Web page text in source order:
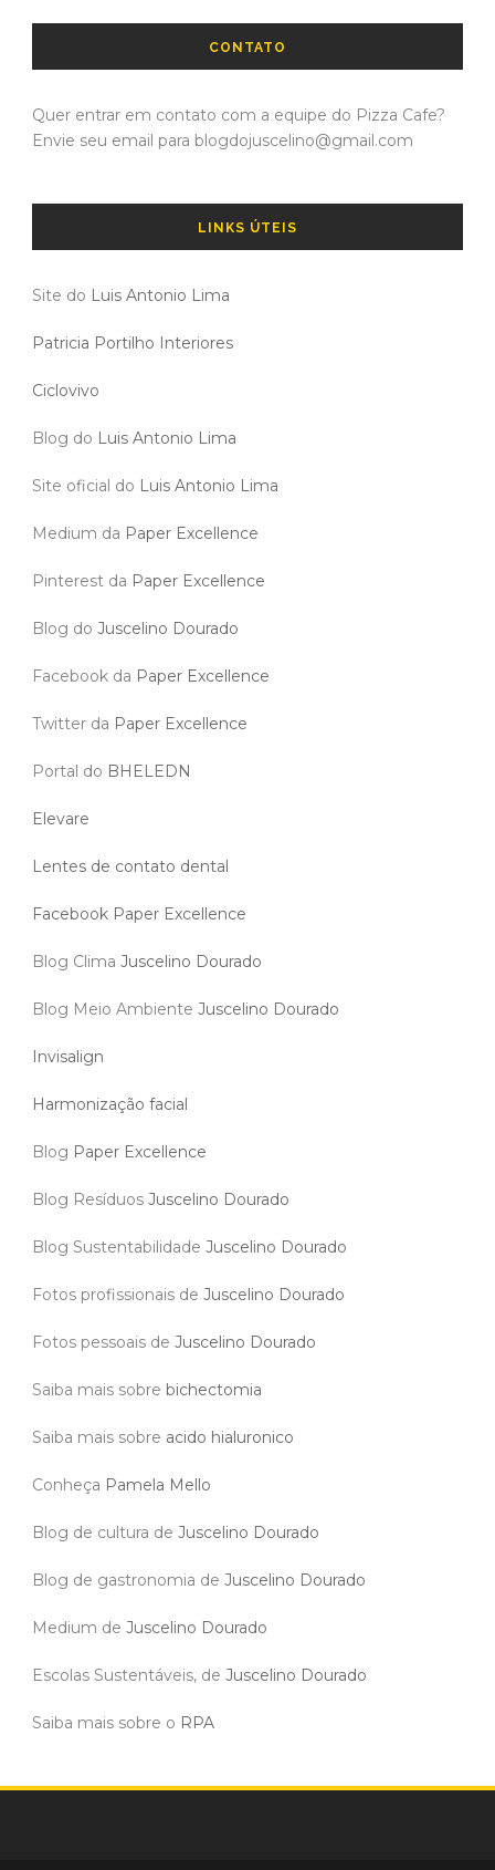
CONTATO
Quer entrar em contato com a equipe do Pizza Cafe?
Envie seu email para blogdojuscelino@gmail.com
LINKS ÚTEIS
Site do Luis Antonio Lima
Patricia Portilho Interiores
Ciclovivo
Blog do Luis Antonio Lima
Site oficial do Luis Antonio Lima
Medium da Paper Excellence
Pinterest da Paper Excellence
Blog do Juscelino Dourado
Facebook da Paper Excellence
Twitter da Paper Excellence
Portal do BHELEDN
Elevare
Lentes de contato dental
Facebook Paper Excellence
Blog Clima Juscelino Dourado
Blog Meio Ambiente Juscelino Dourado
Invisalign
Harmonização facial
Blog Paper Excellence
Blog Resíduos Juscelino Dourado
Blog Sustentabilidade Juscelino Dourado
Fotos profissionais de Juscelino Dourado
Fotos pessoais de Juscelino Dourado
Saiba mais sobre bichectomia
Saiba mais sobre acido hialuronico
Conheça Pamela Mello
Blog de cultura de Juscelino Dourado
Blog de gastronomia de Juscelino Dourado
Medium de Juscelino Dourado
Escolas Sustentáveis, de Juscelino Dourado
Saiba mais sobre o RPA